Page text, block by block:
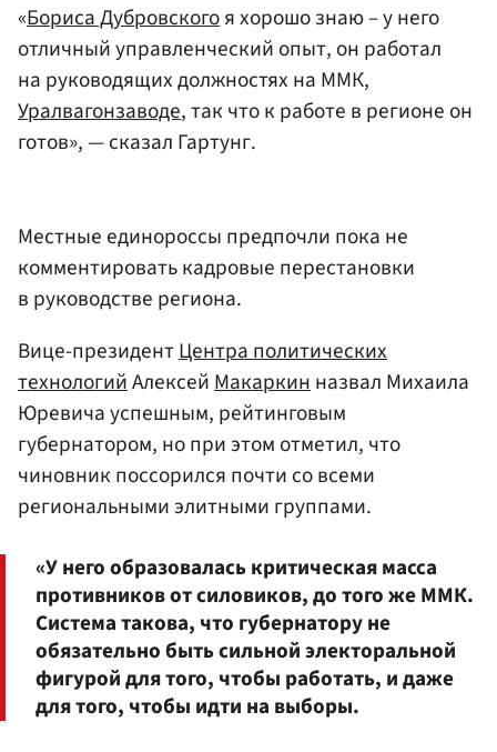
«Бориса Дубровскогоя хорошо знаю – у него
отличный управленческий опыт, он работал
на руководящих должностях на ММК,
Уралвагонзаводе, так что к работе в регионе он
готов», — сказал Гартунг.
Местные единороссы предпочли пока не
комментировать кадровые перестановки
в руководстве региона.
Вице-президентЦентра политических
технологийАлексейМакаркинназвал Михаила
Юревича успешным, рейтинговым
губернатором, но при этом отметил, что
чиновник поссорился почти со всеми
региональными элитными группами.
«У него образовалась критическая масса
противников от силовиков, до того же ММК.
Система такова, что губернатору не
обязательно быть сильной электоральной
фигурой для того, чтобы работать, и даже
для того, чтобы идти на выборы.